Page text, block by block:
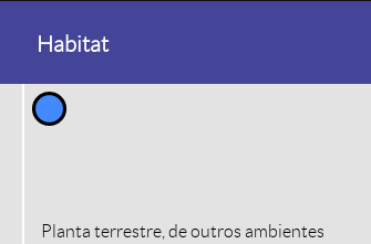
Habitat
Planta terrestre, de outros ambientes